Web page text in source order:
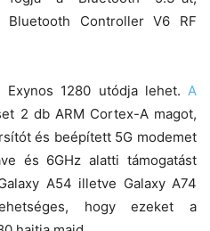
Bluetooth Controller V6 RF
1280 utódja lehet. A
2 db ARM Cortex-A magot,
és beépített 5G modemet
és 6GHz alatti támogatást
A54 illetve Galaxy A74
hogy ezeket a